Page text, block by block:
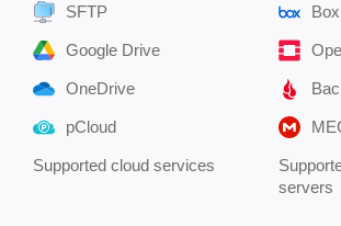
SFTP
Google Drive
OneDrive
pCloud
Supported cloud services
servers